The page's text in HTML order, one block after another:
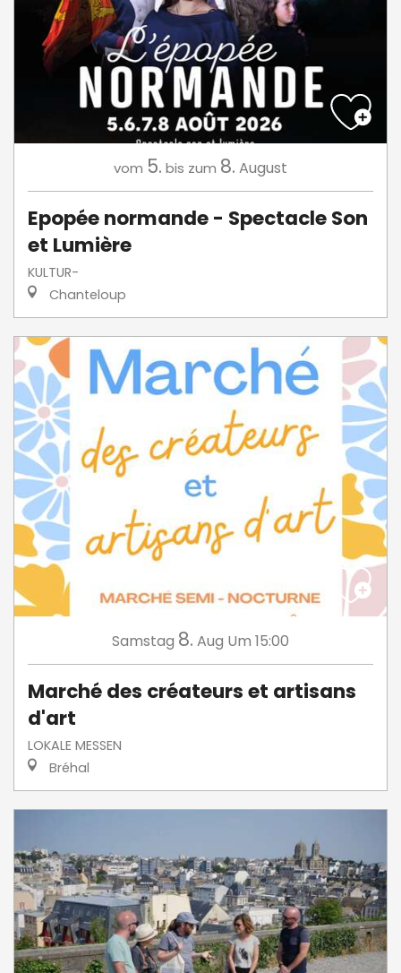
vom 5. bis zum 8. August
Epopée normande - Spectacle Son
et Lumière
KULTUR-
Chanteloup
Samstag 8. Aug Um 15:00
Marché des créateurs et artisans
d'art
LOKALE MESSEN
Bréhal